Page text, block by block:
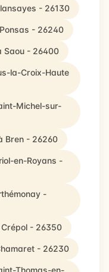
- 26130
- 26240
Saou - 26400
la-Croix-Haute
Michel-sur-
Bren - 26260
en-Royans -
-
- 26350
- 26230
Thomas-en-